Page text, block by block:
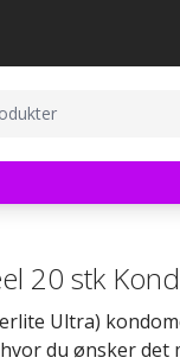
20 stk
Ultra)
du ønsker det